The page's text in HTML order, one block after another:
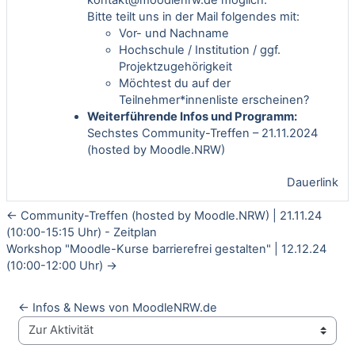
Bitte teilt uns in der Mail folgendes mit:
Vor- und Nachname
Hochschule / Institution / ggf.
Projektzugehörigkeit
Möchtest du auf der
Teilnehmer*innenliste erscheinen?
Weiterführende Infos und Programm:
Sechstes Community-Treffen – 21.11.2024
(hosted by Moodle.NRW)
Dauerlink
← Community-Treffen (hosted by Moodle.NRW) | 21.11.24
(10:00-15:15 Uhr) - Zeitplan
Workshop "Moodle-Kurse barrierefrei gestalten" | 12.12.24
(10:00-12:00 Uhr) →
← Infos & News von MoodleNRW.de
Zur Aktivität